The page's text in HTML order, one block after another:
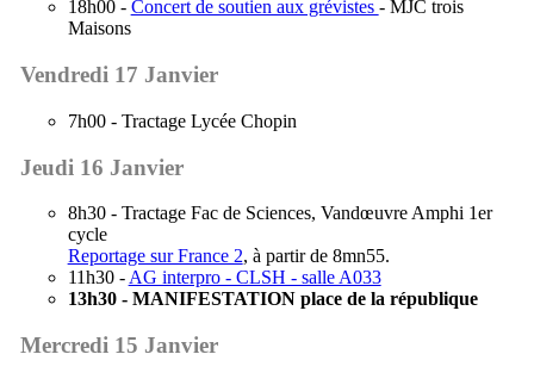
Mercredi 15 Janvier
Jeudi 16 Janvier
8h30 - Tractage Fac de Sciences, Vandœuvre Amphi 1er
cycle
Reportage sur France 2, à partir de 8mn55.
11h30 - AG interpro - CLSH - salle A033
13h30 - MANIFESTATION place de la république
Vendredi 17 Janvier
7h00 - Tractage Lycée Chopin
18h00 - Concert de soutien aux grévistes - MJC trois
Maisons